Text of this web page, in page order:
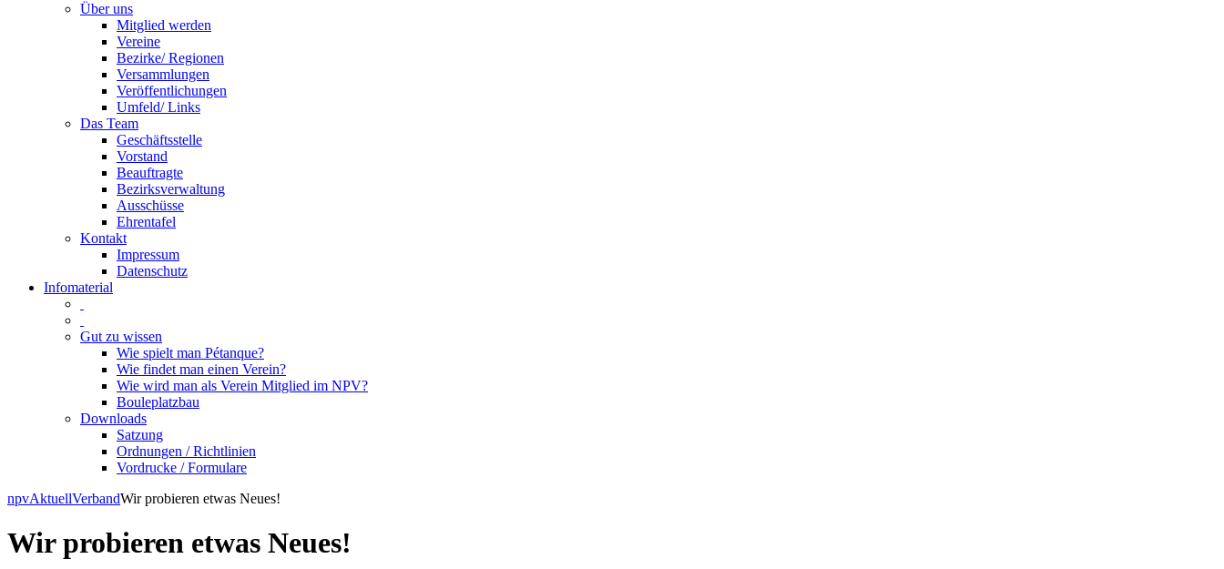
Über uns
Mitglied werden
Vereine
Bezirke/ Regionen
Versammlungen
Veröffentlichungen
Umfeld/ Links
Das Team
Geschäftsstelle
Vorstand
Beauftragte
Bezirksverwaltung
Ausschüsse
Ehrentafel
Kontakt
Impressum
Datenschutz
Infomaterial
Gut zu wissen
Wie spielt man Pétanque?
Wie findet man einen Verein?
Wie wird man als Verein Mitglied im NPV?
Bouleplatzbau
Downloads
Satzung
Ordnungen / Richtlinien
Vordrucke / Formulare
Skip
content
npvAktuellVerbandWir probieren etwas Neues!
Wir probieren etwas Neues!